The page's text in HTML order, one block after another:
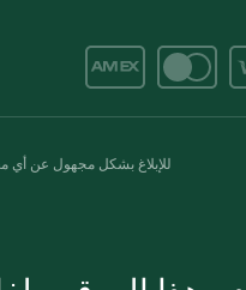
للإبلاغ بشكل مجهول عن أي